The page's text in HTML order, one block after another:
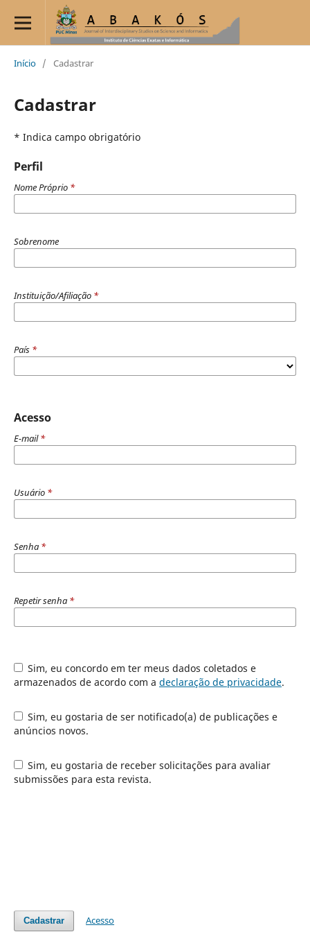
Início / Cadastrar
Cadastrar
* Indica campo obrigatório
Perfil
Nome Próprio *
Sobrenome
Instituição/Afiliação *
País *
Acesso
E-mail*
Usuário *
Senha *
Repetir senha *
Sim, eu concordo em ter meus dados coletados e
armazenados de acordo com a declaração de privacidade.
Sim, eu gostaria de ser notificado(a) de publicações e
anúncios novos.
Sim, eu gostaria de receber solicitações para avaliar
submissões para esta revista.
Cadastrar Acesso